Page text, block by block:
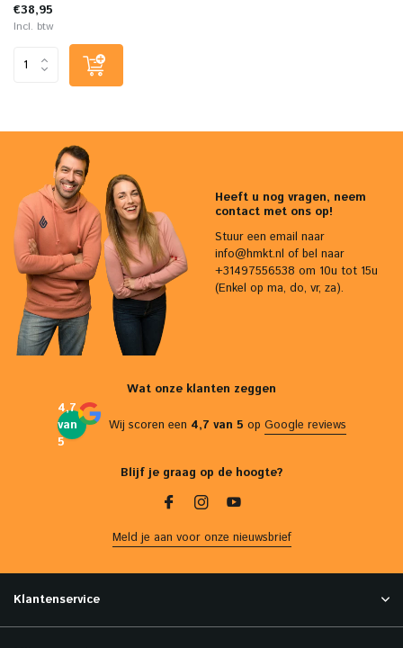
€38,95
Incl. btw
Heeft u nog vragen, neem
contact met ons op!
Stuur een email naar
info@hmkt.nl of bel naar
+31497556538 om 10u tot 15u
(Enkel op ma, do, vr, za).
Wat onze klanten zeggen
4,7
van
5
Wij scoren een 4,7 van 5 op Google reviews
Blijf je graag op de hoogte?
Meld je aan voor onze nieuwsbrief
Klantenservice